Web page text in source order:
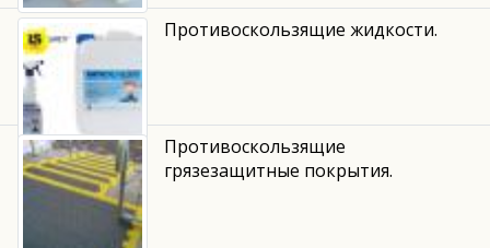
Противоскользящие жидкости.
Противоскользящие
грязезащитные покрытия.